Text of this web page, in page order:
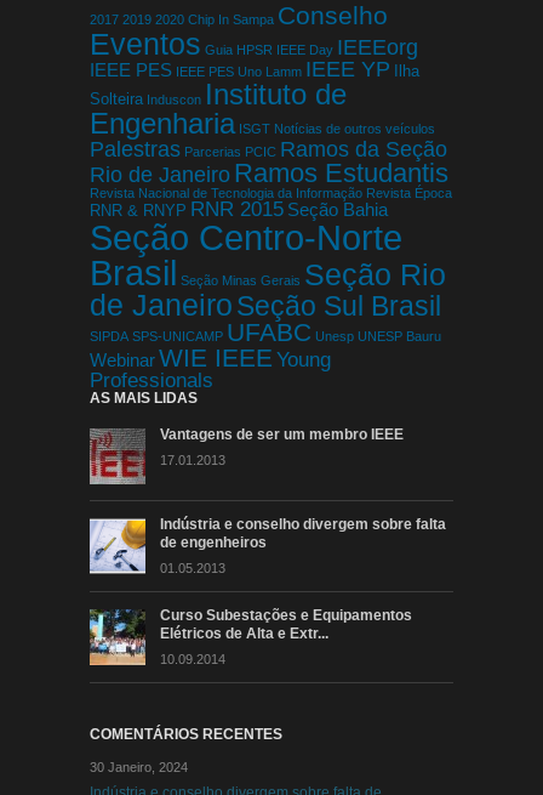
2017 2019 2020 Chip In Sampa Conselho
Eventos Guia HPSR IEEE Day IEEEorg
IEEE PES IEEE PES Uno Lamm IEEE YP
Ilha
Solteira Induscon Instituto de
Engenharia ISGT Notícias de outros veículos
Palestras Parcerias PCIC Ramos da Seção
Rio de Janeiro Ramos Estudantis
Revista Nacional de Tecnologia da Informação Revista Época
RNR & RNYP RNR 2015 Seção Bahia
Seção Centro-Norte
Brasil Seção Minas Gerais Seção Rio
de JaneiroSeção Sul Brasil
SIPDA SPS-UNICAMP UFABC Unesp UNESP Bauru
WebinarWIE IEEE Young
Professionals
AS MAIS LIDAS
Vantagens de ser um membro IEEE
17.01.2013
Indústria e conselho divergem sobre falta
de engenheiros
01.05.2013
Curso Subestações e Equipamentos
Elétricos de Alta e Extr...
10.09.2014
COMENTÁRIOS RECENTES
30 Janeiro, 2024